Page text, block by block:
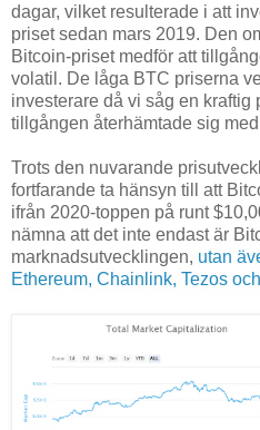
dagar, vilket resulterade i att
priset sedan mars 2019. Den
Bitcoin-priset medför att
volatil. De låga BTC priserna
investerare då vi såg en kraftig
tillgången återhämtade sig
Trots den nuvarande
fortfarande ta hänsyn till att
ifrån 2020-toppen på runt
nämna att det inte endast är
marknadsutvecklingen, utan
Ethereum, Chainlink, Tezos